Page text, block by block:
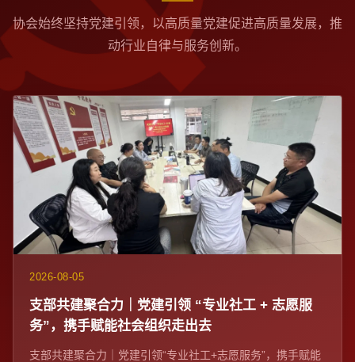
协会始终坚持党建引领，以高质量党建促进高质量发展，推
动行业自律与服务创新。
2026-08-05
支部共建聚合力｜党建引领 “专业社工 + 志愿服
务”，携手赋能社会组织走出去
支部共建聚合力｜党建引领“专业社工+志愿服务”，携手赋能